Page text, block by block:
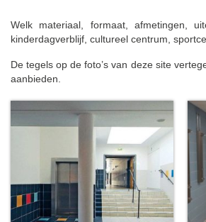
Welk materiaal, formaat, afmetingen,
kinderdagverblijf, cultureel centrum,
De tegels op de foto’s van deze site
aanbieden.